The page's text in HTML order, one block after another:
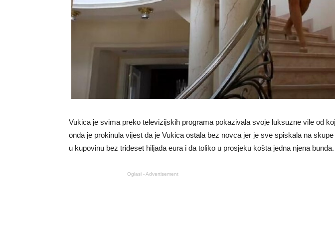
Vukica je svima preko televizijskih programa pokazivala svoje luksuzne vile od
onda je prokinula vijest da je Vukica ostala bez novca jer je sve spiskala na
u kupovinu bez trideset hiljada eura i da toliko u prosjeku košta jedna njena bunda.
Oglasi - Advertisement